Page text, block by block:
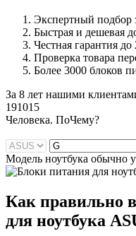
Экспертный подбор
Быстрая и дешевая
Честная гарантия до
Проверка товара
Более 3000 блоков
За 8 лет нашими
191015
Человека. ПоЧему?
Модель ноутбука обычно
Как правильно
для ноутбука